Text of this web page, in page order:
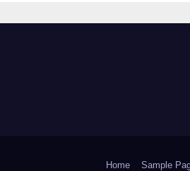
Home Sample